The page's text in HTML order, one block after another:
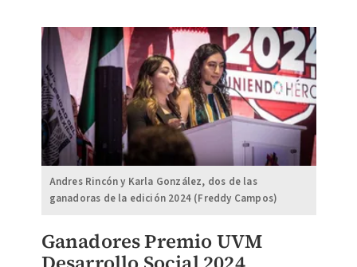
Andres Rincón y Karla González, dos de las
ganadoras de la edición 2024 (Freddy Campos)
Ganadores Premio UVM